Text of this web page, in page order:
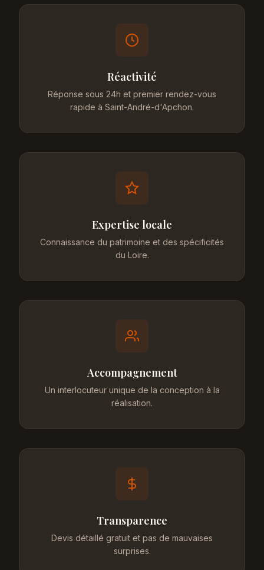
Réactivité
Réponse sous 24h et premier rendez-vous
rapide à Saint-André-d'Apchon.
Expertise locale
Connaissance du patrimoine et des spécificités
du Loire.
Accompagnement
Un interlocuteur unique de la conception à la
réalisation.
Transparence
Devis détaillé gratuit et pas de mauvaises
surprises.